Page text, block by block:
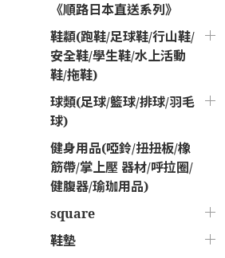
《順路日本直送系列》
鞋纇(跑鞋/足球鞋/行山鞋/
安全鞋/學生鞋/水上活動
鞋/拖鞋)
球類(足球/籃球/排球/羽毛
球)
健身用品(啞鈴/扭扭板/橡
筋帶/掌上壓 器材/呼拉圈/
健腹器/瑜珈用品)
square
鞋墊